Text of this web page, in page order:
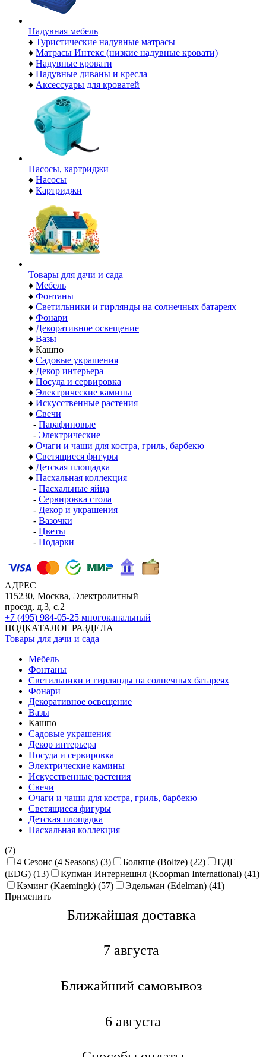
Надувная мебель
♦ Туристические надувные матрасы
♦ Матрасы Интекс (низкие надувные кровати)
♦ Надувные кровати
♦ Надувные диваны и кресла
♦ Аксессуары для кроватей
Насосы, картриджи
♦ Насосы
♦ Картриджи
Товары для дачи и сада
♦ Мебель
♦ Фонтаны
♦ Светильники и гирлянды на солнечных батареях
♦ Фонари
♦ Декоративное освещение
♦ Вазы
♦ Кашпо
♦ Садовые украшения
♦ Декор интерьера
♦ Посуда и сервировка
♦ Электрические камины
♦ Искусственные растения
♦ Свечи
- Парафиновые
- Электрические
♦ Очаги и чаши для костра, гриль, барбекю
♦ Светящиеся фигуры
♦ Детская площадка
♦ Пасхальная коллекция
- Пасхальные яйца
- Сервировка стола
- Декор и украшения
- Вазочки
- Цветы
- Подарки
АДРЕС
115230, Москва, Электролитный
проезд, д.3, с.2
+7 (495) 984-05-25 многоканальный
ПОДКАТАЛОГ РАЗДЕЛА
Товары для дачи и сада
Мебель
Фонтаны
Светильники и гирлянды на солнечных батареях
Фонари
Декоративное освещение
Вазы
Кашпо
Садовые украшения
Декор интерьера
Посуда и сервировка
Электрические камины
Искусственные растения
Свечи
Очаги и чаши для костра, гриль, барбекю
Светящиеся фигуры
Детская площадка
Пасхальная коллекция
(7)
4 Сезонс (4 Seasons) (3)
Больтце (Boltze) (22)
ЕДГ
(EDG) (13)
Купман Интернешнл (Koopman International) (41)
Кэминг (Kaemingk) (57)
Эдельман (Edelman) (41)
Применить
Ближайшая доставкa
7 августа
Ближайший самовывоз
6 августа